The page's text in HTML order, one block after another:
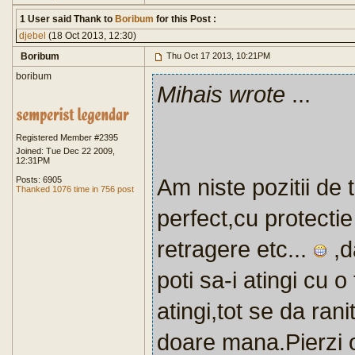
1 User said Thank to Boribum for this Post :
djebel (18 Oct 2013, 12:30)
Boribum
Thu Oct 17 2013, 10:21PM
boribum
Registered Member #2395
Joined: Tue Dec 22 2009,
12:31PM
Posts: 6905
Thanked 1076 time in 756 post
Mihais wrote ...
Am niste pozitii de
perfect,cu
retragere etc...
poti sa-i atingi cu
atingi,tot se da
doare mana.Pierzi